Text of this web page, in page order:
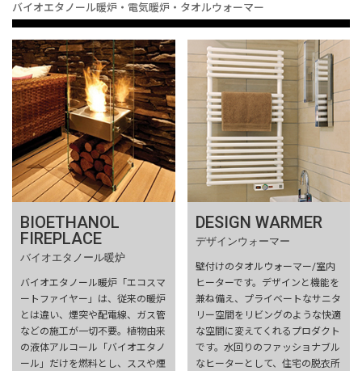
バイオエタノール暖炉・電気暖炉・タオルウォーマー
BIOETHANOL
FIREPLACE
バイオエタノール暖炉
バイオエタノール暖炉「エコスマ
ートファイヤー」は、従来の暖炉
とは違い、煙突や配電線、ガス管
などの施工が一切不要。植物由来
の液体アルコール「バイオエタノ
ール」だけを燃料とし、ススや煙
DESIGN WARMER
デザインウォーマー
壁付けのタオルウォーマー/室内
ヒーターです。デザインと機能を
兼ね備え、プライベートなサニタ
リー空間をリビングのような快適
な空間に変えてくれるプロダクト
です。水回りのファッショナブル
なヒーターとして、住宅の脱衣所